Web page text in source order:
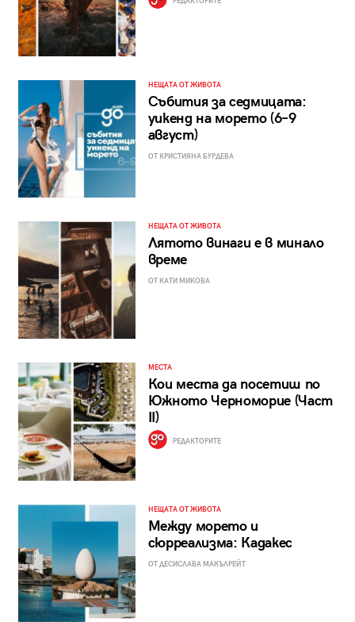
НЕЩАТА ОТ ЖИВОТА
Събития за седмицата:
уикенд на морето (6–9
август)
ОТ КРИСТИЯНА БУРДЕВА
НЕЩАТА ОТ ЖИВОТА
Лятото винаги е в минало
време
ОТ КАТИ МИКОВА
МЕСТА
Кои места да посетиш по
Южното Черноморие (Част
II)
РЕДАКТОРИТЕ
НЕЩАТА ОТ ЖИВОТА
Между морето и
сюрреализма: Кадакес
ОТ ДЕСИСЛАВА МАКЪЛРЕЙТ